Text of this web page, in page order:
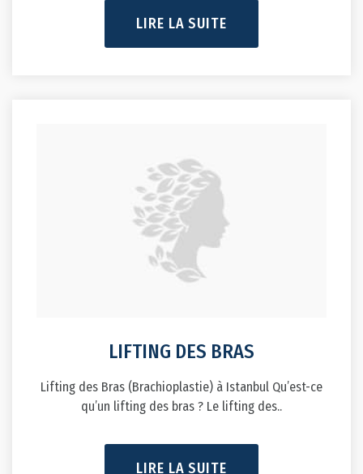
LIRE LA SUITE
LIFTING DES BRAS
Lifting des Bras (Brachioplastie) à Istanbul Qu’est-ce
qu’un lifting des bras ? Le lifting des..
LIRE LA SUITE